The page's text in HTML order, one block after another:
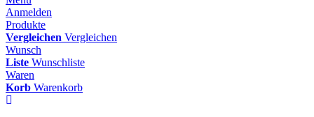
Anmelden
Produkte
Vergleichen Vergleichen
Wunsch
Liste Wunschliste
Waren
Korb Warenkorb